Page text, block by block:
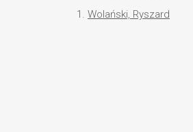
1. Wolański, Ryszard